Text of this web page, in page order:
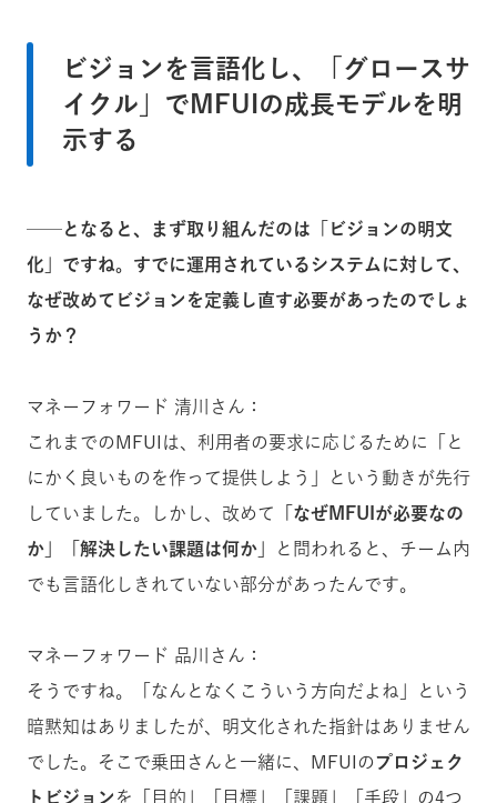
ビジョンを言語化し、「グロースサ
イクル」でMFUIの成長モデルを明
示する
──となると、まず取り組んだのは「ビジョンの明文
化」ですね。すでに運用されているシステムに対して、
なぜ改めてビジョンを定義し直す必要があったのでしょ
うか？
マネーフォワード 清川さん：
これまでのMFUIは、利用者の要求に応じるために「と
にかく良いものを作って提供しよう」という動きが先行
していました。しかし、改めて
「なぜMFUIが必要なの
か」「解決したい課題は何か」
と問われると、チーム内
でも言語化しきれていない部分があったんです。
マネーフォワード 品川さん：
そうですね。「なんとなくこういう方向だよね」という
暗黙知はありましたが、明文化された指針はありません
でした。そこで乗田さんと一緒に、MFUIのプロジェク
トビジョン を「目的」「目標」「課題」「手段」の4つ